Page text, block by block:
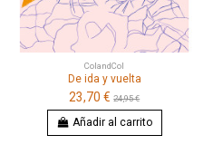
ColandCol
De ida y vuelta
23,70 €24,95 €
Añadir al carrito